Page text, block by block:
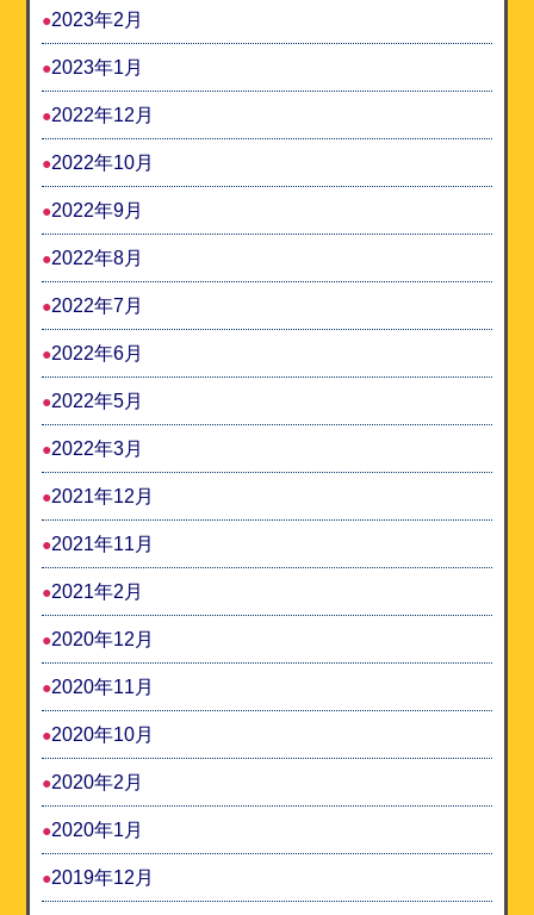
2023年2月
2023年1月
2022年12月
2022年10月
2022年9月
2022年8月
2022年7月
2022年6月
2022年5月
2022年3月
2021年12月
2021年11月
2021年2月
2020年12月
2020年11月
2020年10月
2020年2月
2020年1月
2019年12月